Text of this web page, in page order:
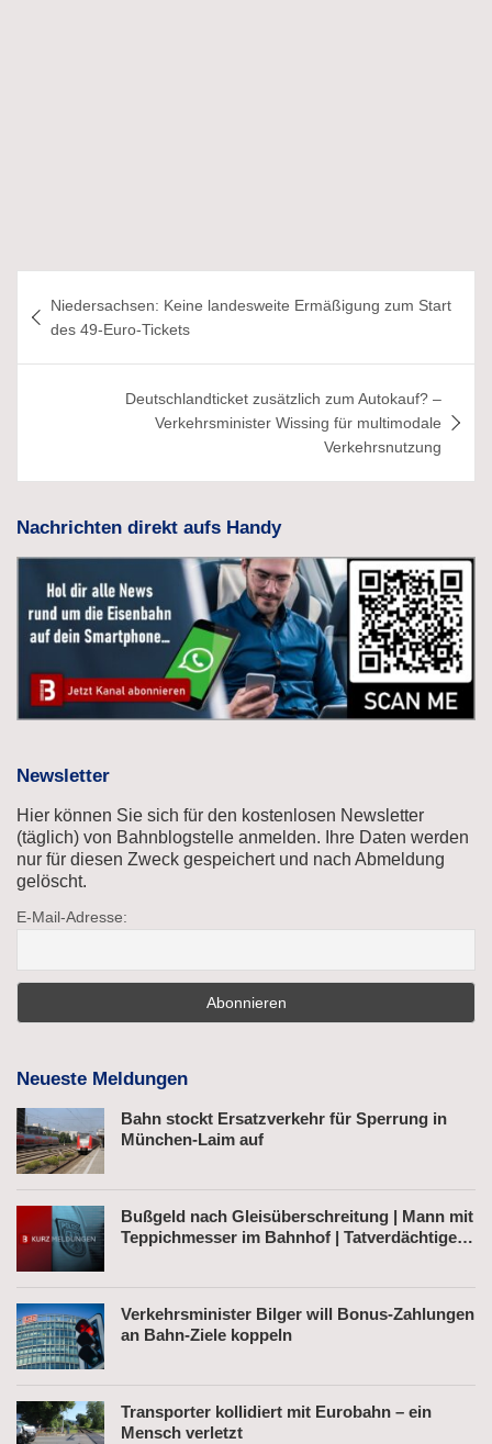
Niedersachsen: Keine landesweite Ermäßigung zum Start
des 49-Euro-Tickets
Deutschlandticket zusätzlich zum Autokauf? –
Verkehrsminister Wissing für multimodale
Verkehrsnutzung
Nachrichten direkt aufs Handy
Newsletter
Hier können Sie sich für den kostenlosen Newsletter
(täglich) von Bahnblogstelle anmelden. Ihre Daten werden
nur für diesen Zweck gespeichert und nach Abmeldung
gelöscht.
E-Mail-Adresse:
Neueste Meldungen
Bahn stockt Ersatzverkehr für Sperrung in
München-Laim auf
Bußgeld nach Gleisüberschreitung | Mann mit
Teppichmesser im Bahnhof | Tatverdächtiger
Verkehrsminister Bilger will Bonus-Zahlungen
an Bahn-Ziele koppeln
Transporter kollidiert mit Eurobahn – ein
Mensch verletzt